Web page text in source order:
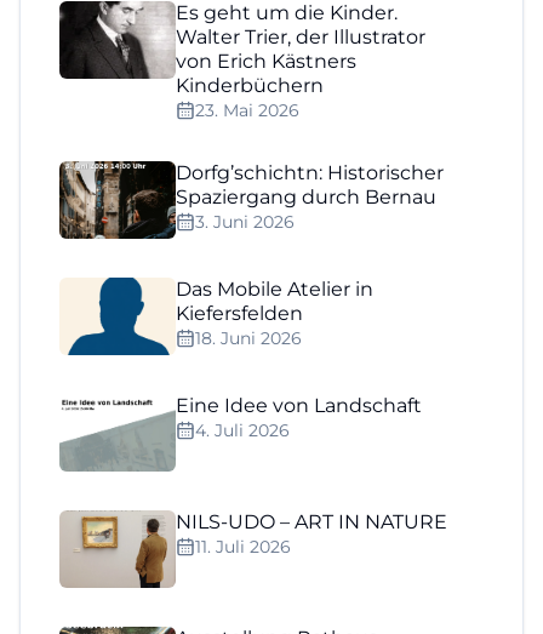
Es geht um die Kinder.
Walter Trier, der Illustrator
von Erich Kästners
Kinderbüchern
23. Mai 2026
Dorfg’schichtn: Historischer
Spaziergang durch Bernau
3. Juni 2026
Das Mobile Atelier in
Kiefersfelden
18. Juni 2026
Eine Idee von Landschaft
4. Juli 2026
NILS-UDO – ART IN NATURE
11. Juli 2026